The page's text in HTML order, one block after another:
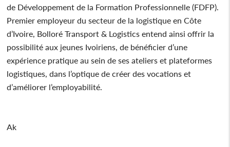
de Développement de la Formation Professionnelle (FDFP).
Premier employeur du secteur de la logistique en Côte
d’Ivoire, Bolloré Transport & Logistics entend ainsi offrir la
possibilité aux jeunes Ivoiriens, de bénéficier d’une
expérience pratique au sein de ses ateliers et plateformes
logistiques, dans l’optique de créer des vocations et
d’améliorer l’employabilité.
Ak